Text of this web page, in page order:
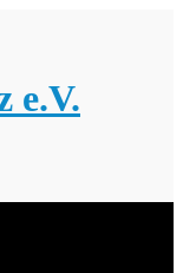
e.V.